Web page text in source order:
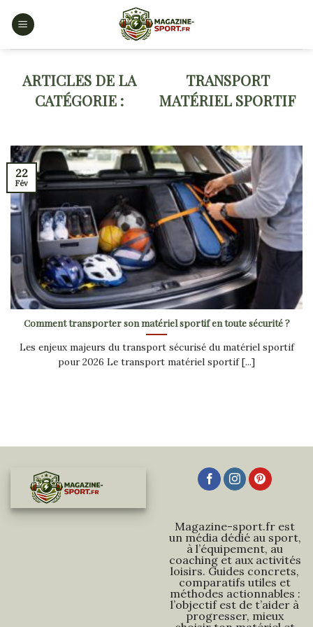
TRANSPORT
MATÉRIEL SPORTIF
Comment transporter son matériel sportif en toute sécurité ?
Les enjeux majeurs du transport sécurisé du matériel sportif
pour 2026 Le transport matériel sportif [...]
22
Fév
Magazine-sport.fr est
un média dédié au sport,
à l’équipement, au
coaching et aux activités
loisirs. Guides concrets,
comparatifs utiles et
méthodes actionnables :
l’objectif est de t’aider à
progresser, mieux